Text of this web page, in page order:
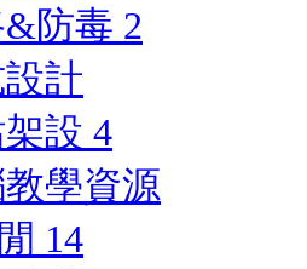
防毒 2
計
設 4
學資源
14